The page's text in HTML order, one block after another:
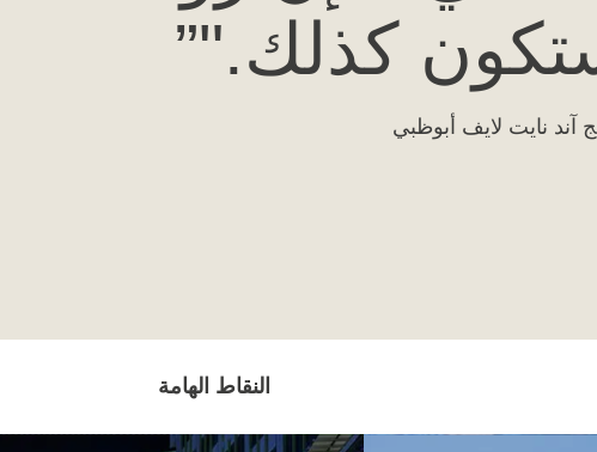
كذلك."
آند نايت لايف أبوظبي
النقاط الهامة